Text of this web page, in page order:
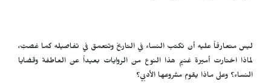
ليس متعارفاً عليه أن تكتب النساء في التاريخ وتتعمق في تفاصيله كما غصتِ،
لماذا اختارت أميرة غنيم هذا النوع من الروايات بعيداً عن العاطفة وقضايا
النساء؟ وعلى ماذا يقوم مشروعها الأدبي؟